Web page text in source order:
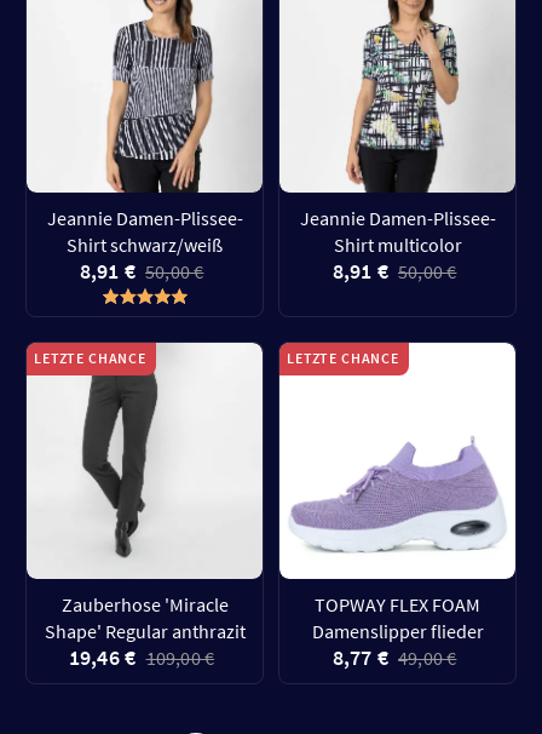
Jeannie Damen-Plissee-
Shirt schwarz/weiß
8,91 € 50,00 €
Jeannie Damen-Plissee-
Shirt multicolor
8,91 € 50,00 €
LETZTE CHANCE
Zauberhose 'Miracle
Shape' Regular anthrazit
19,46 € 109,00 €
LETZTE CHANCE
TOPWAY FLEX FOAM
Damenslipper flieder
8,77 € 49,00 €